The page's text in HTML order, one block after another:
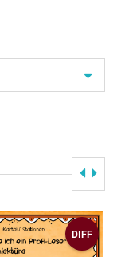
DIFF